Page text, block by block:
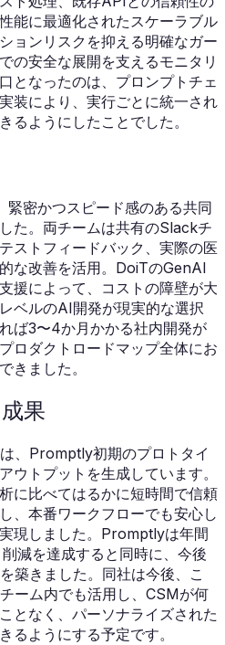
能に最適化されたスケーラブル
ョンリスクを抑える明確なガー
の安全な展開を支えるモニタリ
となったのは、プロンプトチェ
装により、実行ごとに統一され
るようにしたことでした。
密かつスピード感のある共同
た。両チームは共有のSlackチ
ストフィードバック、実際の医
な改善を活用。DoiTのGenAI
援によって、コストの障壁が大
ベルのAI開発が現実的な選択
ば3〜4か月かかる社内開発が
ロダクトロードマップ全体にお
きました。
果
、Promptly初期のプロトタイ
ウトプットを生成しています。
に比べてはるかに短時間で信頼
、本番ワークフローでも安心し
現しました。Promptlyは年間
減を達成すると同時に、今後
築きました。同社は今後、こ
ーム内でも活用し、CSMが何
となく、パーソナライズされた
るようにする予定です。